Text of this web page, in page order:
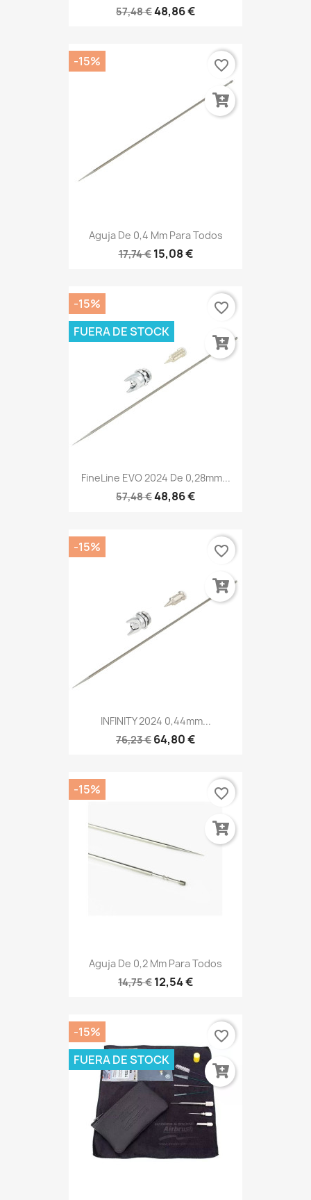
57,48 €48,86 €
Aguja De 0,4 Mm Para Todos
17,74 € 15,08 €
-15% favorite_border
FineLine EVO 2024 De 0,28mm...
57,48 €48,86 €
-15%
FUERA DE STOCK
favorite_border
INFINITY 2024 0,44mm...
76,23 € 64,80 €
-15% favorite_border
Aguja De 0,2 Mm Para Todos
14,75 € 12,54 €
-15% favorite_border
-15%
FUERA DE STOCK
favorite_border